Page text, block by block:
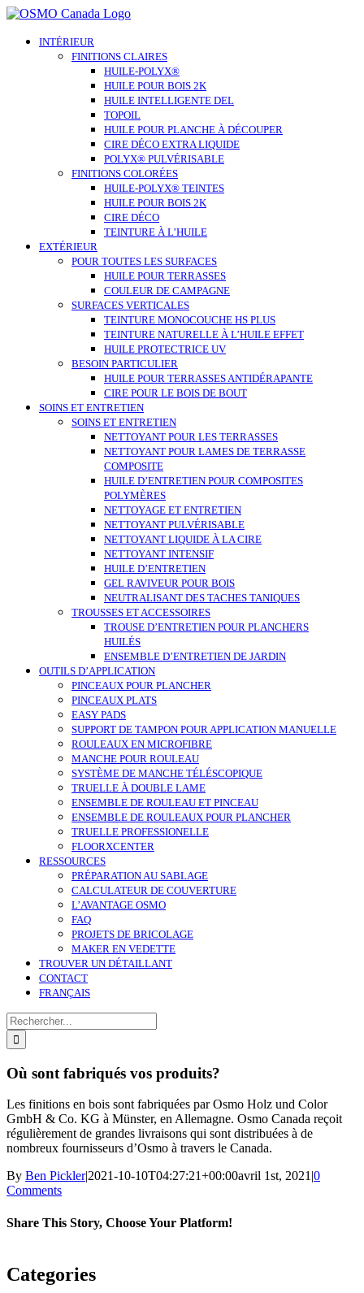
Skip
contentINTÉRIEUR
FINITIONS CLAIRES
HUILE-POLYX®
HUILE POUR BOIS 2K
HUILE INTELLIGENTE DEL
TOPOIL
HUILE POUR PLANCHE À DÉCOUPER
CIRE DÉCO EXTRA LIQUIDE
POLYX® PULVÉRISABLE
FINITIONS COLORÉES
HUILE-POLYX® TEINTES
HUILE POUR BOIS 2K
CIRE DÉCO
TEINTURE À L’HUILE
EXTÉRIEUR
POUR TOUTES LES SURFACES
HUILE POUR TERRASSES
COULEUR DE CAMPAGNE
SURFACES VERTICALES
TEINTURE MONOCOUCHE HS PLUS
TEINTURE NATURELLE À L’HUILE EFFET
HUILE PROTECTRICE UV
BESOIN PARTICULIER
HUILE POUR TERRASSES ANTIDÉRAPANTE
CIRE POUR LE BOIS DE BOUT
SOINS ET ENTRETIEN
SOINS ET ENTRETIEN
NETTOYANT POUR LES TERRASSES
NETTOYANT POUR LAMES DE TERRASSE
COMPOSITE
HUILE D’ENTRETIEN POUR COMPOSITES
POLYMÈRES
NETTOYAGE ET ENTRETIEN
NETTOYANT PULVÉRISABLE
NETTOYANT LIQUIDE À LA CIRE
NETTOYANT INTENSIF
HUILE D’ENTRETIEN
GEL RAVIVEUR POUR BOIS
NEUTRALISANT DES TACHES TANIQUES
TROUSSES ET ACCESSOIRES
TROUSE D’ENTRETIEN POUR PLANCHERS
HUILÉS
ENSEMBLE D’ENTRETIEN DE JARDIN
OUTILS D’APPLICATION
PINCEAUX POUR PLANCHER
PINCEAUX PLATS
EASY PADS
SUPPORT DE TAMPON POUR APPLICATION MANUELLE
ROULEAUX EN MICROFIBRE
MANCHE POUR ROULEAU
SYSTÈME DE MANCHE TÉLÉSCOPIQUE
TRUELLE À DOUBLE LAME
ENSEMBLE DE ROULEAU ET PINCEAU
ENSEMBLE DE ROULEAUX POUR PLANCHER
TRUELLE PROFESSIONELLE
FLOORXCENTER
RESSOURCES
PRÉPARATION AU SABLAGE
CALCULATEUR DE COUVERTURE
L’AVANTAGE OSMO
FAQ
PROJETS DE BRICOLAGE
MAKER EN VEDETTE
TROUVER UN DÉTAILLANT
CONTACT
FRANÇAIS
Search
for:
Où sont fabriqués vos produits?
Les finitions en bois sont fabriquées par Osmo Holz und Color
GmbH & Co. KG à Münster, en Allemagne. Osmo Canada reçoit
régulièrement de grandes livraisons qui sont distribuées à de
nombreux fournisseurs d’Osmo à travers le Canada.
By Ben Pickler|2021-10-10T04:27:21+00:00avril 1st, 2021|0
Comments
Share This Story, Choose Your Platform!
Categories